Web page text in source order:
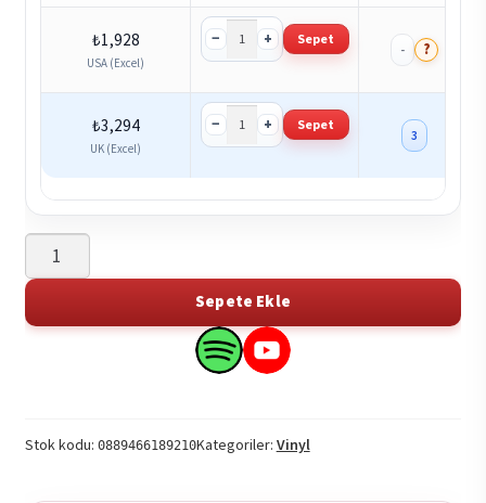
₺1,928
USA (Excel)
− + Sepet
- ?
₺3,294
UK (Excel)
− + Sepet
3
Adolescents
-
Spider
Sepete Ekle
Search
on
Search
on
Stok kodu: 0889466189210Kategoriler: Vinyl